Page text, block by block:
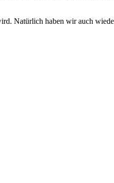
Natürlich haben wir auch